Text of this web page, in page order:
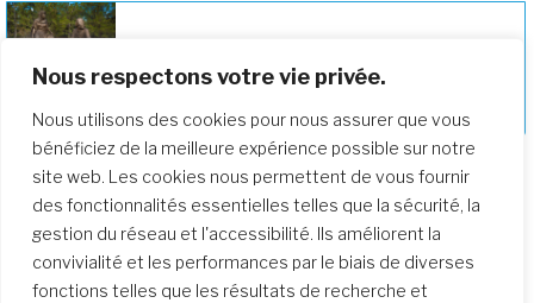
Nous respectons votre vie privée.
Nous utilisons des cookies pour nous assurer que vous
bénéficiez de la meilleure expérience possible sur notre
site web. Les cookies nous permettent de vous fournir
des fonctionnalités essentielles telles que la sécurité, la
gestion du réseau et l'accessibilité. Ils améliorent la
convivialité et les performances par le biais de diverses
fonctions telles que les résultats de recherche et
Approfondir notre parcours de
formation